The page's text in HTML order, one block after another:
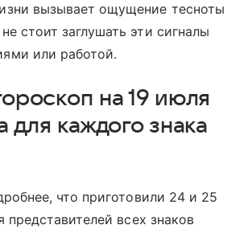
вызывает ощущение тесноты
стоит заглушать эти сигналы
или работой.
на 19 июля
для каждого знака
что приготовили 24 и 25
представителей всех знаков